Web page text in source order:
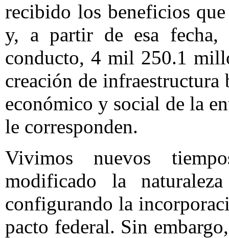
recibido los beneficios
y, a partir de esa fecha,
conducto, 4 mil 250.1
creación de infraestructura
económico y social de la
le corresponden.
Vivimos nuevos
modificado la
configurando la
pacto federal. Sin